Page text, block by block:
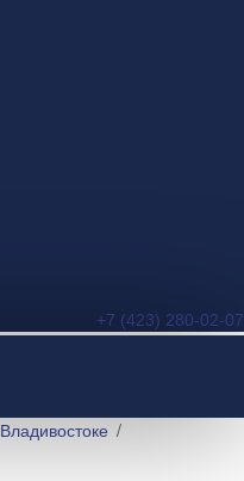
+7 (423) 280-02-07